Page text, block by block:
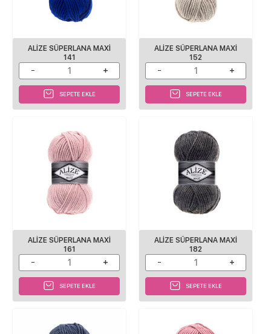
ALİZE SÜPERLANA MAXİ
141
SEPETE EKLE
ALİZE SÜPERLANA MAXİ
152
SEPETE EKLE
ALİZE SÜPERLANA MAXİ
161
SEPETE EKLE
ALİZE SÜPERLANA MAXİ
182
SEPETE EKLE